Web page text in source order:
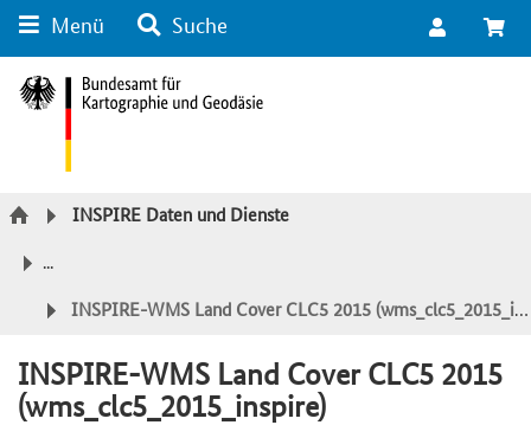
Kategorie Navigation
Menü Suche
INSPIRE Daten und Dienste
...
INSPIRE-WMS Land Cover CLC5 2015 (wms_clc5_2015_inspire)
INSPIRE-WMS Land Cover CLC5 2015
(wms_clc5_2015_inspire)